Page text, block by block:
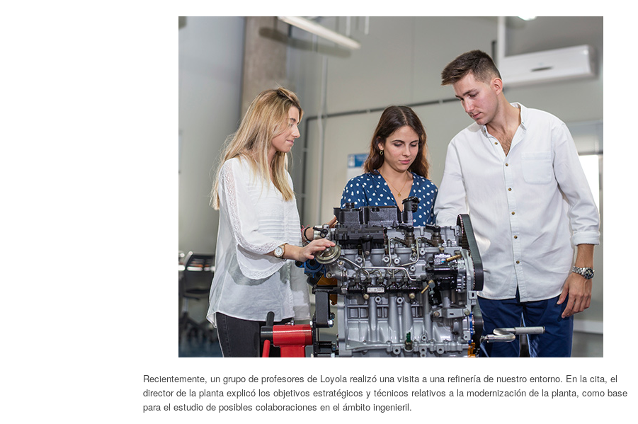
Recientemente, un grupo de profesores de Loyola realizó una visita a una refinería de nuestro entorno. En la cita, el
director de la planta explicó los objetivos estratégicos y técnicos relativos a la modernización de la planta, como base
para el estudio de posibles colaboraciones en el ámbito ingenieril.